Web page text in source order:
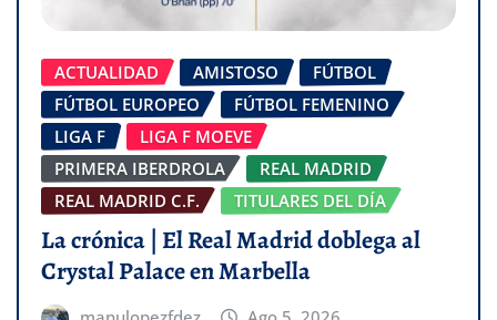
ACTUALIDAD AMISTOSO
FÚTBOL
FÚTBOL EUROPEO
FÚTBOL FEMENINO
LIGA F
LIGA F MOEVE
PRIMERA IBERDROLA
REAL MADRID
REAL MADRID C.F.
TITULARES DEL DÍA
La crónica | El Real Madrid doblega al
Crystal Palace en Marbella